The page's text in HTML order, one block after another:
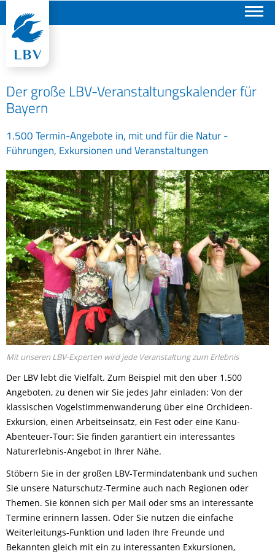
Der große LBV-Veranstaltungskalender für
Bayern
1.500 Termin-Angebote in, mit und für die Natur -
Führungen, Exkursionen und Veranstaltungen
Mit unseren LBV-Experten wird jede Veranstaltung zum Erlebnis
Der LBV lebt die Vielfalt. Zum Beispiel mit den über 1.500
Angeboten, zu denen wir Sie jedes Jahr einladen: Von der
klassischen Vogelstimmenwanderung über eine Orchideen-
Exkursion, einen Arbeitseinsatz, ein Fest oder eine Kanu-
Abenteuer-Tour: Sie finden garantiert ein interessantes
Naturerlebnis-Angebot in Ihrer Nähe.
Stöbern Sie in der großen LBV-Termindatenbank und suchen
Sie unsere Naturschutz-Termine auch nach Regionen oder
Themen. Sie können sich per Mail oder sms an interessante
Termine erinnern lassen. Oder Sie nutzen die einfache
Weiterleitungs-Funktion und laden Ihre Freunde und
Bekannten gleich mit ein zu interessanten Exkursionen,